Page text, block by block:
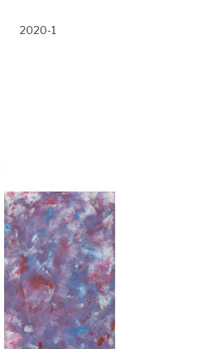
2020-1